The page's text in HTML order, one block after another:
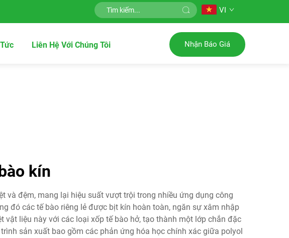
VI
Liên Hệ Với Chúng Tôi Nhận Báo Giá
kín
và đệm, mang lại hiệu suất vượt trội trong nhiều ứng dụng công
đó các tế bào riêng lẻ được bịt kín hoàn toàn, ngăn sự xâm nhập
liệu này với các loại xốp tế bào hở, tạo thành một lớp chắn đặc
sản xuất bao gồm các phản ứng hóa học chính xác giữa polyol